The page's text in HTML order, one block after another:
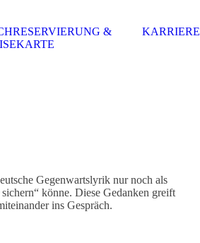
&
KARRIERE
Gegenwartslyrik nur noch als
könne. Diese Gedanken greift
ins Gespräch.